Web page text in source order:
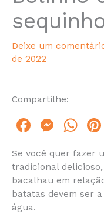
Deixe um
de 2022
Compartilhe:
F
a
c
e
b
M
s
s
e
W
at
s
A
Se você quer fazer
tradicional
bacalhau em
batatas devem ser
água.